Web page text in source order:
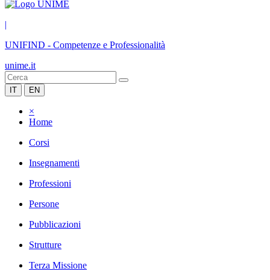
|
UNIFIND - Competenze e Professionalità
unime.it
IT EN
×
Home
Corsi
Insegnamenti
Professioni
Persone
Pubblicazioni
Strutture
Terza Missione